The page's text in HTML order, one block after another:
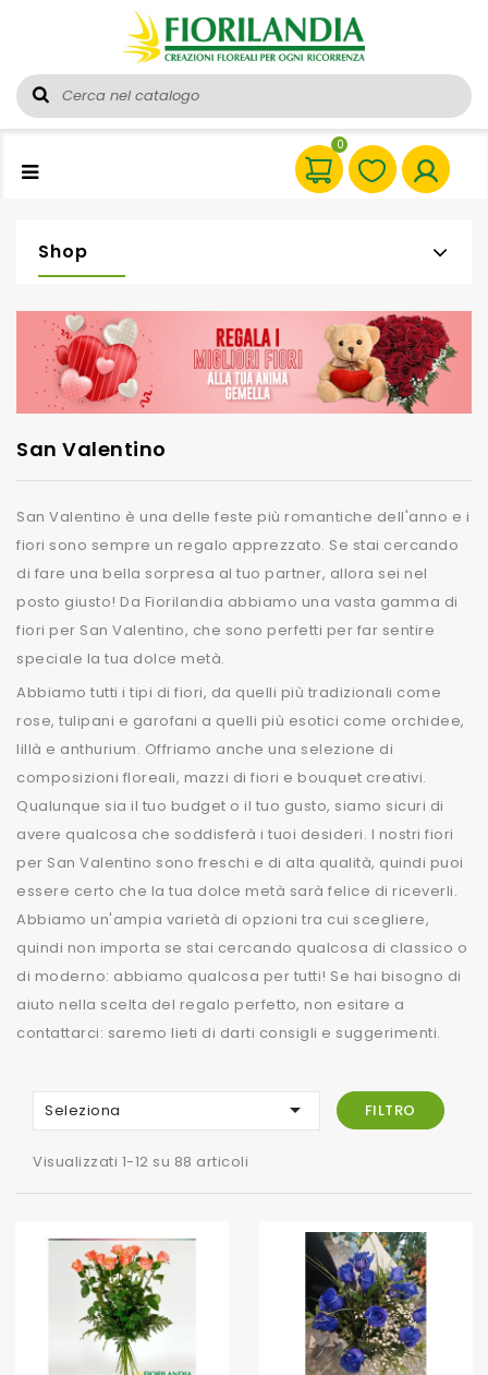
0
Shop
San Valentino
San Valentino è una delle feste più romantiche dell'anno e i
fiori sono sempre un regalo apprezzato. Se stai cercando
di fare una bella sorpresa al tuo partner, allora sei nel
posto giusto! Da Fiorilandia abbiamo una vasta gamma di
fiori per San Valentino, che sono perfetti per far sentire
speciale la tua dolce metà.
Abbiamo tutti i tipi di fiori, da quelli più tradizionali come
rose, tulipani e garofani a quelli più esotici come orchidee,
lillà e anthurium. Offriamo anche una selezione di
composizioni floreali, mazzi di fiori e bouquet creativi.
Qualunque sia il tuo budget o il tuo gusto, siamo sicuri di
avere qualcosa che soddisferà i tuoi desideri. I nostri fiori
per San Valentino sono freschi e di alta qualità, quindi puoi
essere certo che la tua dolce metà sarà felice di riceverli.
Abbiamo un'ampia varietà di opzioni tra cui scegliere,
quindi non importa se stai cercando qualcosa di classico o
di moderno: abbiamo qualcosa per tutti! Se hai bisogno di
aiuto nella scelta del regalo perfetto, non esitare a
contattarci: saremo lieti di darti consigli e suggerimenti.
Seleziona  FILTRO
Visualizzati 1-12 su 88 articoli